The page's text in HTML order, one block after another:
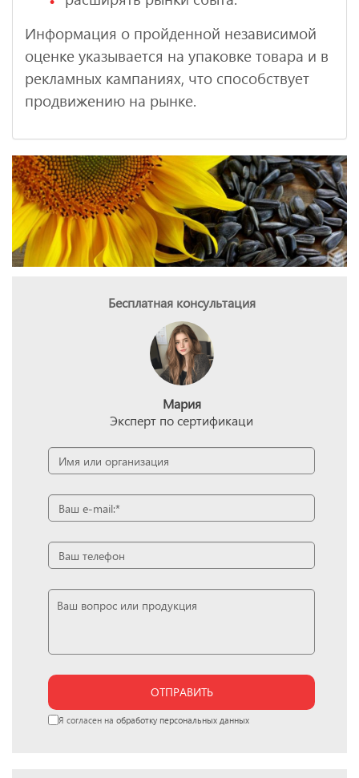
Информация о пройденной независимой
оценке указывается на упаковке товара и в
рекламных кампаниях, что способствует
продвижению на рынке.
Бесплатная консультация
Мария
Эксперт по сертификаци
ОТПРАВИТЬ
Я согласен на обработку персональных данных